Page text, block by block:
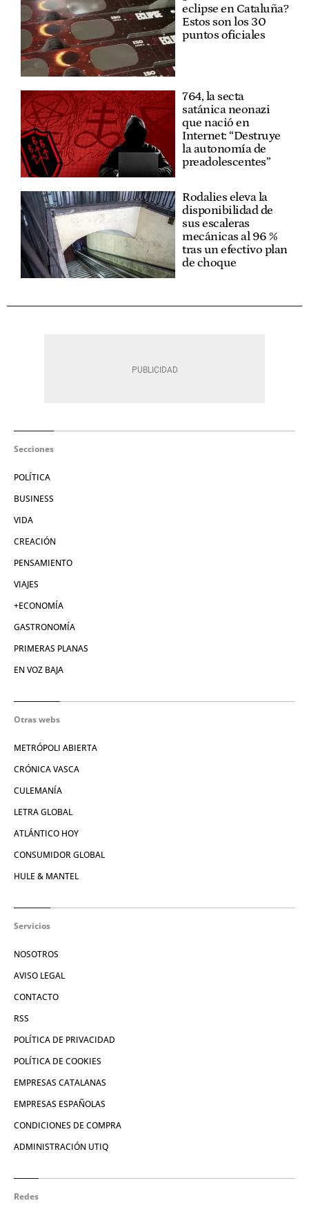
eclipse en Cataluña?
Estos son los 30
puntos oficiales
764, la secta
satánica neonazi
que nació en
Internet: “Destruye
la autonomía de
preadolescentes”
Rodalies eleva la
disponibilidad de
sus escaleras
mecánicas al 96 %
tras un efectivo plan
de choque
Secciones
POLÍTICA
BUSINESS
VIDA
CREACIÓN
PENSAMIENTO
VIAJES
+ECONOMÍA
GASTRONOMÍA
PRIMERAS PLANAS
EN VOZ BAJA
Otras webs
METRÓPOLI ABIERTA
CRÓNICA VASCA
CULEMANÍA
LETRA GLOBAL
ATLÁNTICO HOY
CONSUMIDOR GLOBAL
HULE & MANTEL
Servicios
NOSOTROS
AVISO LEGAL
CONTACTO
RSS
POLÍTICA DE PRIVACIDAD
POLÍTICA DE COOKIES
EMPRESAS CATALANAS
EMPRESAS ESPAÑOLAS
CONDICIONES DE COMPRA
ADMINISTRACIÓN UTIQ
Redes